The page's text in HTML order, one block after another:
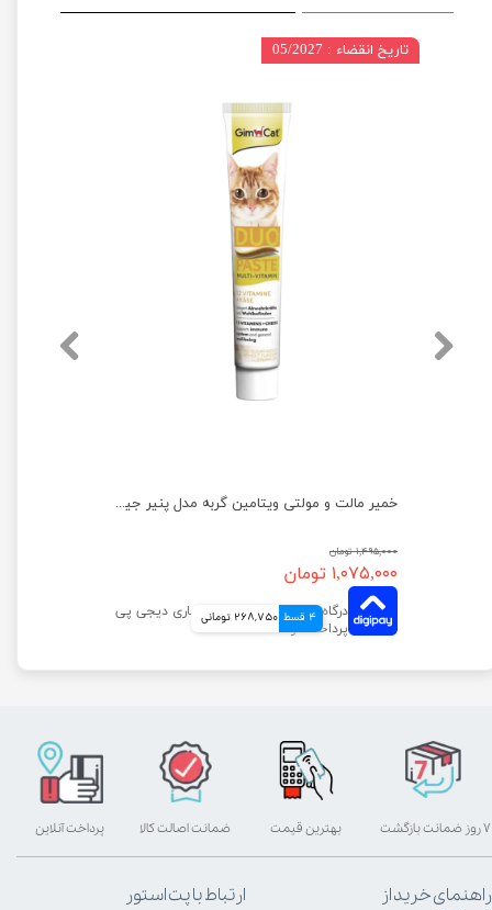
خمیر مالت و مولتی ویتامین گربه مدل پنیر جیم کت وزن 50 گرم
۱,۴۹۵,۰۰۰ تومان
۱,۰۷۵,۰۰۰ تومان
4 قسط 268,750 تومانی
تاریخ انقضاء : 05/2027
بهترین قیمت پرداخت آنلاین ۷ روز ضمانت بازگشت ضمانت اصالت کالا
راهنمای خرید از
ارتباط با پت استور